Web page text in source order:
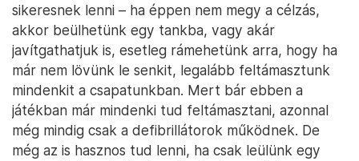
sikeresnek lenni – ha éppen nem megy a célzás,
akkor beülhetünk egy tankba, vagy akár
javítgathatjuk is, esetleg rámehetünk arra, hogy ha
már nem lövünk le senkit, legalább feltámasztunk
mindenkit a csapatunkban. Mert bár ebben a
játékban már mindenki tud feltámasztani, azonnal
még mindig csak a defibrillátorok működnek. De
még az is hasznos tud lenni, ha csak leülünk egy